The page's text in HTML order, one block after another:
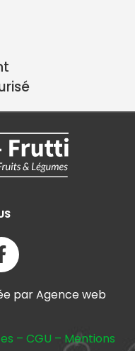
par Agence web
– CGU – Mentions